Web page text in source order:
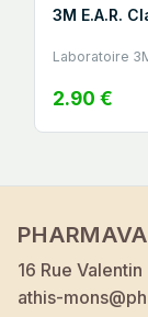
3M E.A.R.
Laboratoire
2.90 €
16 Rue
athis-